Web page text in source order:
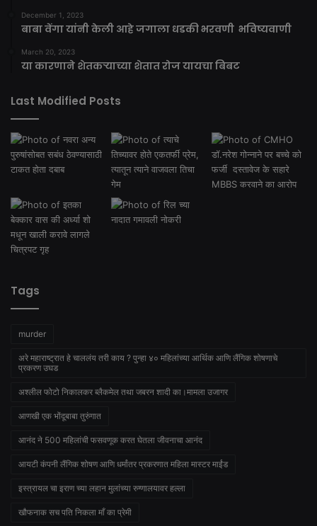
December 1, 2023
बाबा वेंगा यांनी केली आहे जगाला धडकी भरवणी भविष्यवाणी
March 20, 2023
या कारणाने शेतकऱ्याच्या शेतात रोज यायचा बिबट
Last Modified Posts
Tags
murder
अरे महाराष्ट्रात हे चाललंय तरी काय ? पुन्हा ४० महिलांच्या आर्थिक आणि लैंगिक शोषणाचे
प्रकरण उघड
अश्लील फोटो निकालकर ब्लैकमेल तथा जबरन शादी का।मामला उजागर
आणखी एक भोंदूबाबा तुरुंगात
आनंद ने 500 महिलांची फसवणूक करत घेतला जीवनाचा आनंद
आयटी कंपनी लैंगिक शोषण आणि धर्मांतर प्रकरणात महिला मास्टर माईंड
इस्त्रायल चा इराण च्या लहान मुलांच्या रुग्णालयावर हल्ला
खौफनाक सच पति निकला माँ का प्रेमी